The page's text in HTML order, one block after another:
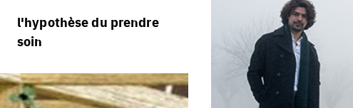
règlement
calendrier
portraits d'équipes
projets/processus
processus
villes vivantes
villes adaptables
l'hypothèse du prendre
soin